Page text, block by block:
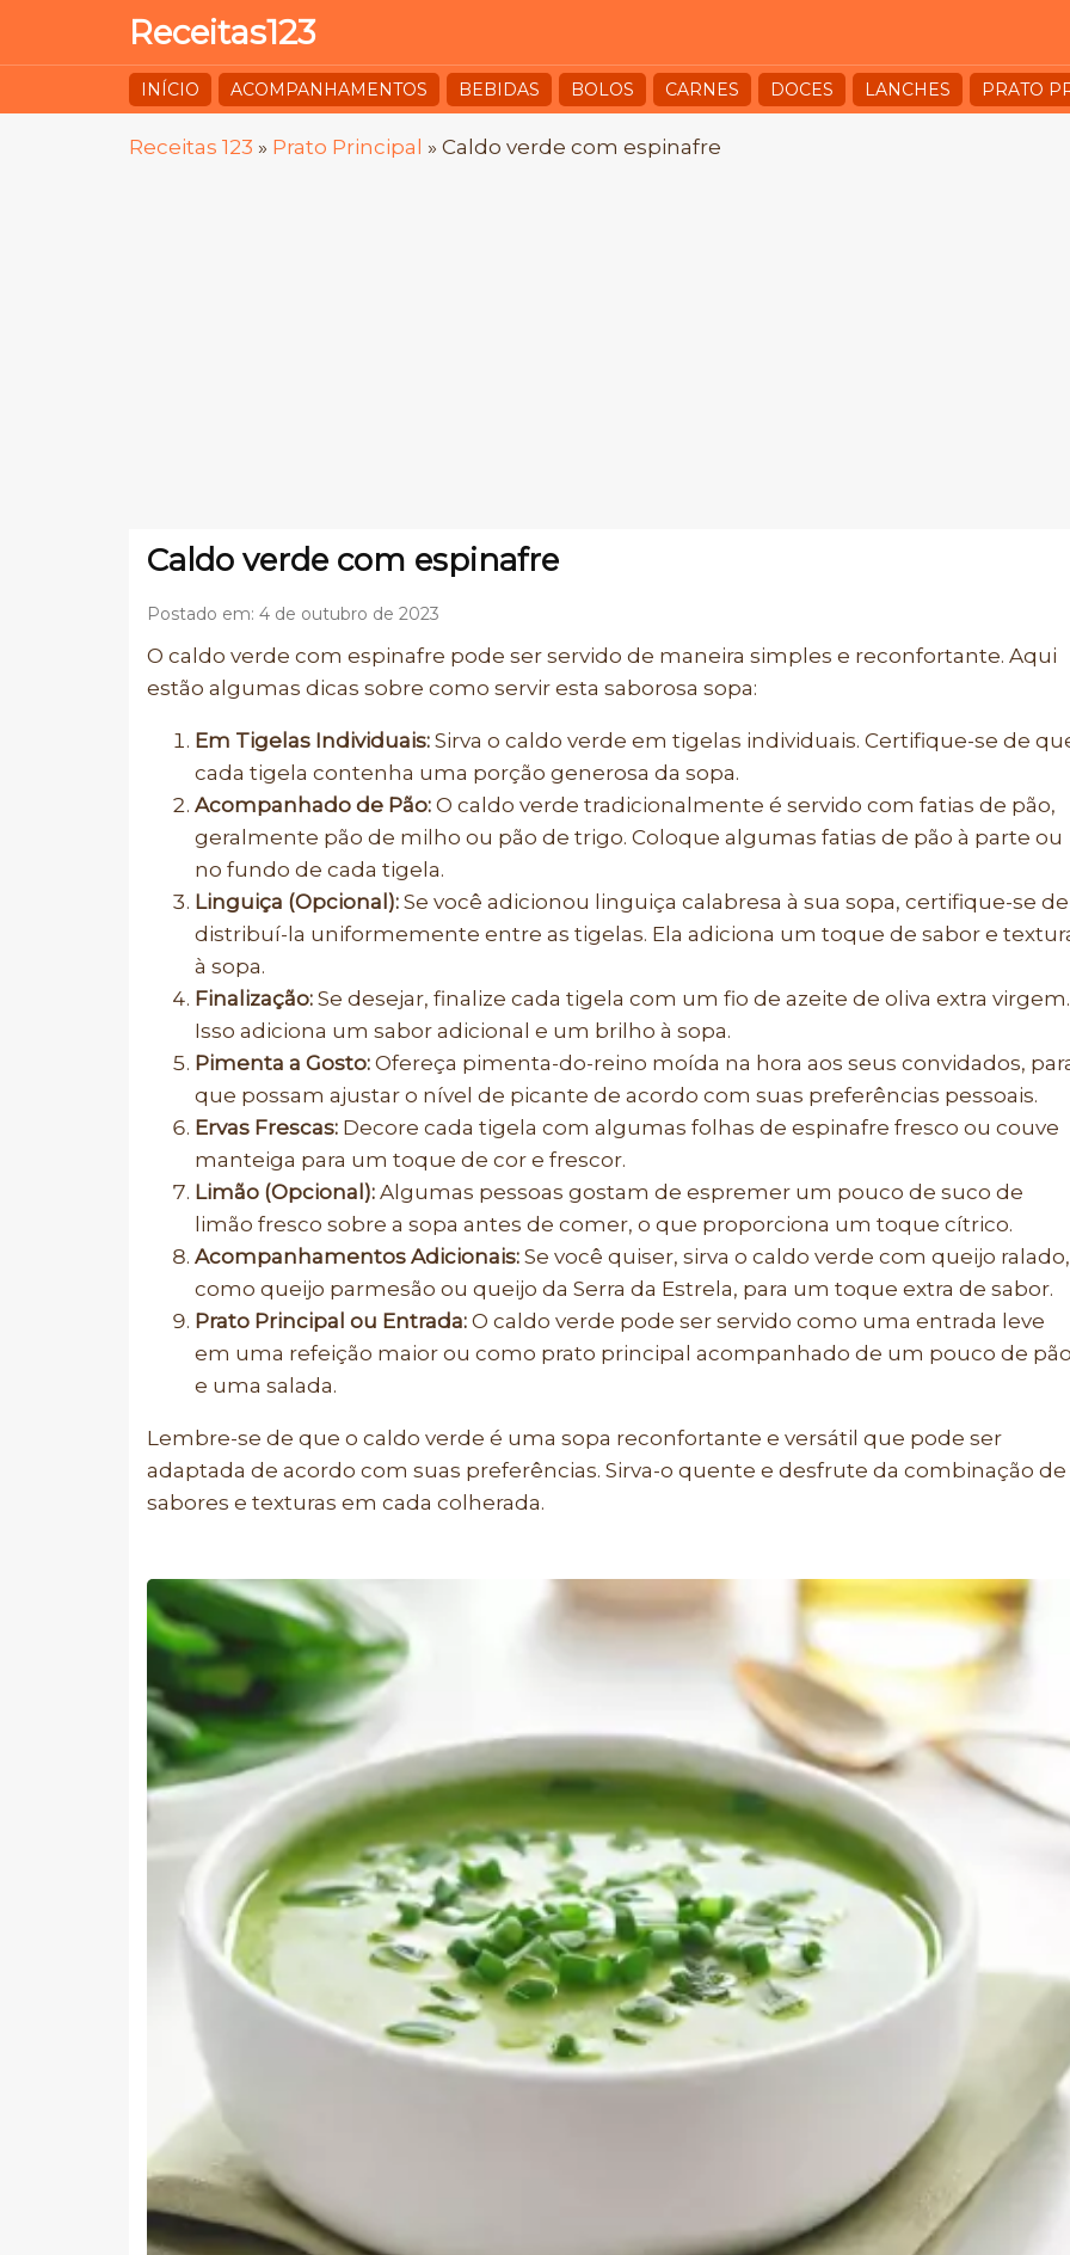
Receitas123
INÍCIO ACOMPANHAMENTOS BEBIDAS BOLOS CARNES DOCES LANCHES PRATO
Receitas 123 » Prato Principal » Caldo verde com espinafre
Caldo verde com espinafre
Postado em: 4 de outubro de 2023
O caldo verde com espinafre pode ser servido de maneira simples e reconfortante. Aqui
estão algumas dicas sobre como servir esta saborosa sopa:
Em Tigelas Individuais: Sirva o caldo verde em tigelas individuais. Certifique-se de
cada tigela contenha uma porção generosa da sopa.
Acompanhado de Pão: O caldo verde tradicionalmente é servido com fatias de pão,
geralmente pão de milho ou pão de trigo. Coloque algumas fatias de pão à parte ou
no fundo de cada tigela.
Linguiça (Opcional): Se você adicionou linguiça calabresa à sua sopa, certifique-se de
distribuí-la uniformemente entre as tigelas. Ela adiciona um toque de sabor e
à sopa.
Finalização: Se desejar, finalize cada tigela com um fio de azeite de oliva extra virgem.
Isso adiciona um sabor adicional e um brilho à sopa.
Pimenta a Gosto: Ofereça pimenta-do-reino moída na hora aos seus convidados,
que possam ajustar o nível de picante de acordo com suas preferências pessoais.
Ervas Frescas: Decore cada tigela com algumas folhas de espinafre fresco ou couve
manteiga para um toque de cor e frescor.
Limão (Opcional): Algumas pessoas gostam de espremer um pouco de suco de
limão fresco sobre a sopa antes de comer, o que proporciona um toque cítrico.
Acompanhamentos Adicionais: Se você quiser, sirva o caldo verde com queijo ralado,
como queijo parmesão ou queijo da Serra da Estrela, para um toque extra de sabor.
Prato Principal ou Entrada: O caldo verde pode ser servido como uma entrada leve
em uma refeição maior ou como prato principal acompanhado de um pouco de
e uma salada.
Lembre-se de que o caldo verde é uma sopa reconfortante e versátil que pode ser
adaptada de acordo com suas preferências. Sirva-o quente e desfrute da combinação de
sabores e texturas em cada colherada.